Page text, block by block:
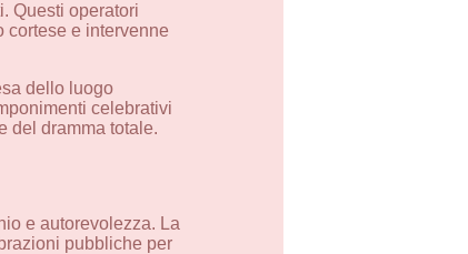
Questi operatori
cortese e intervenne
dello luogo
celebrativi
del dramma totale.
e autorevolezza. La
pubbliche per